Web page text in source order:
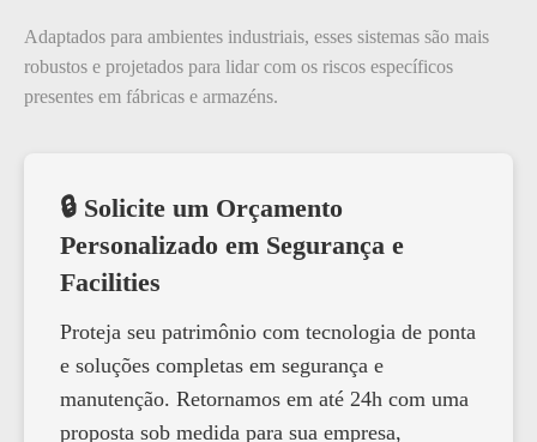
Adaptados para ambientes industriais, esses sistemas são mais
robustos e projetados para lidar com os riscos específicos
presentes em fábricas e armazéns.
🔒 Solicite um Orçamento
Personalizado em Segurança e
Facilities
Proteja seu patrimônio com tecnologia de ponta
e soluções completas em segurança e
manutenção. Retornamos em até 24h com uma
proposta sob medida para sua empresa,